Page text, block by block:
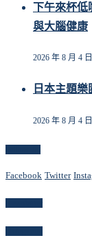
下午來杯低
與大腦健康
2026 年 8 月 4 日
日本主題
2026 年 8 月 4 日
Facebook Twitter